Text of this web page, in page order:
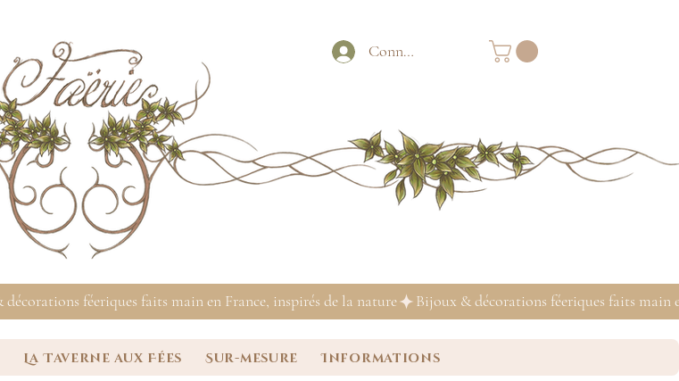
Connexion
La Taverne aux Fées Sur-mesure Informations